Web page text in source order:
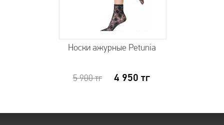
Носки ажурные Petunia
5 900тг 4 950 тг